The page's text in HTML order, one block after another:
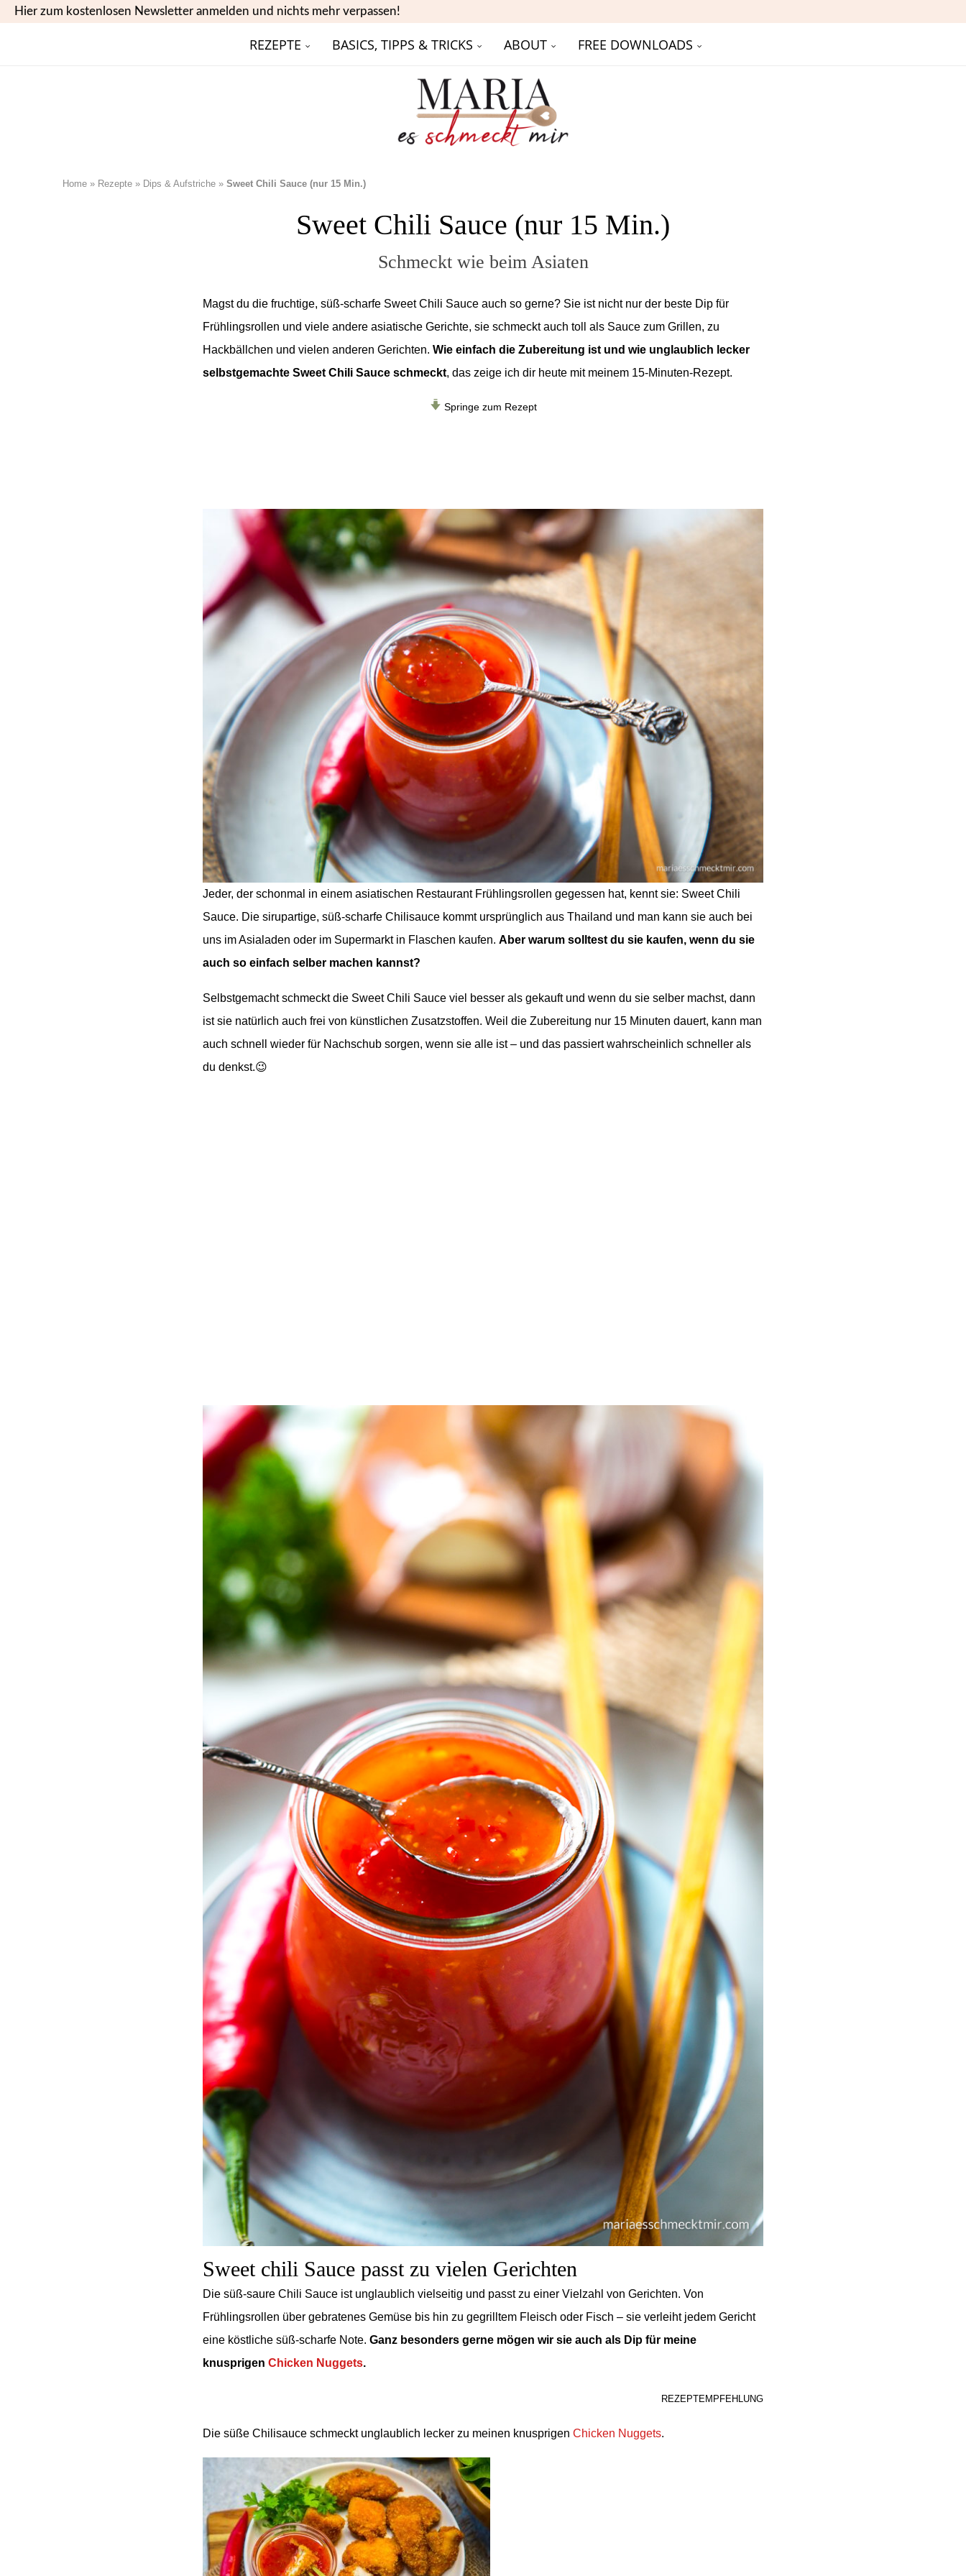
Hier zum kostenlosen Newsletter anmelden und nichts mehr verpassen!
REZEPTE BASICS, TIPPS & TRICKS ABOUT FREE DOWNLOADS
Home » Rezepte » Dips & Aufstriche » Sweet Chili Sauce (nur 15 Min.)
Sweet Chili Sauce (nur 15 Min.)
Schmeckt wie beim Asiaten
Magst du die fruchtige, süß-scharfe Sweet Chili Sauce auch so gerne? Sie ist nicht nur der beste Dip für
Frühlingsrollen und viele andere asiatische Gerichte, sie schmeckt auch toll als Sauce zum Grillen, zu
Hackbällchen und vielen anderen Gerichten. Wie einfach die Zubereitung ist und wie unglaublich lecker
selbstgemachte Sweet Chili Sauce schmeckt, das zeige ich dir heute mit meinem 15-Minuten-Rezept.
Springe zum Rezept
Jeder, der schonmal in einem asiatischen Restaurant Frühlingsrollen gegessen hat, kennt sie: Sweet Chili
Sauce. Die sirupartige, süß-scharfe Chilisauce kommt ursprünglich aus Thailand und man kann sie auch bei
uns im Asialaden oder im Supermarkt in Flaschen kaufen. Aber warum solltest du sie kaufen, wenn du sie
auch so einfach selber machen kannst?
Selbstgemacht schmeckt die Sweet Chili Sauce viel besser als gekauft und wenn du sie selber machst, dann
ist sie natürlich auch frei von künstlichen Zusatzstoffen. Weil die Zubereitung nur 15 Minuten dauert, kann man
auch schnell wieder für Nachschub sorgen, wenn sie alle ist – und das passiert wahrscheinlich schneller als
du denkst.😉
Sweet chili Sauce passt zu vielen Gerichten
Die süß-saure Chili Sauce ist unglaublich vielseitig und passt zu einer Vielzahl von Gerichten. Von
Frühlingsrollen über gebratenes Gemüse bis hin zu gegrilltem Fleisch oder Fisch – sie verleiht jedem Gericht
eine köstliche süß-scharfe Note. Ganz besonders gerne mögen wir sie auch als Dip für meine
knusprigen Chicken Nuggets.
REZEPTEMPFEHLUNG
Die süße Chilisauce schmeckt unglaublich lecker zu meinen knusprigen Chicken Nuggets.